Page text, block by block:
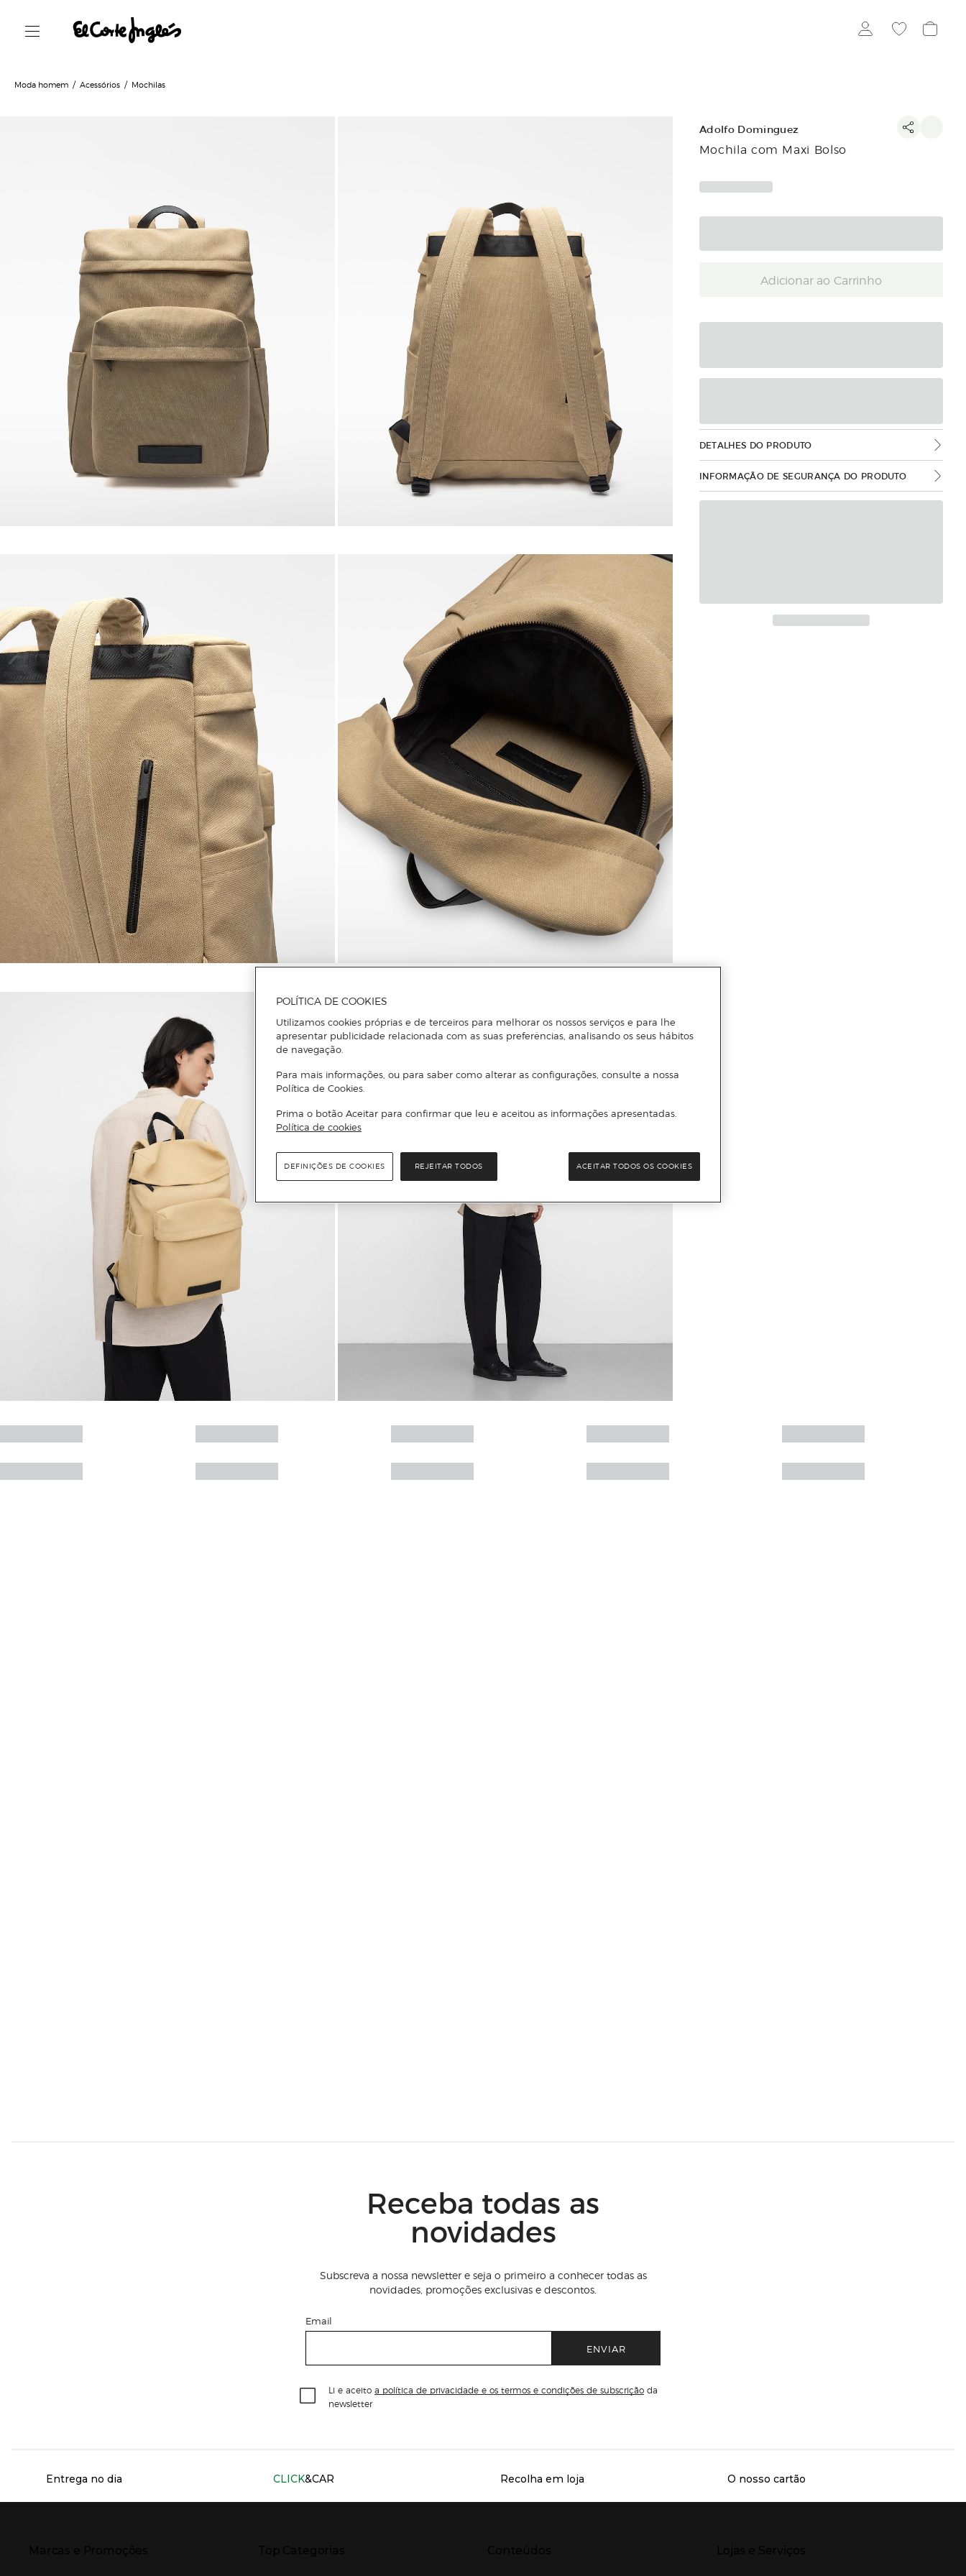
Moda homem Acessórios Mochilas
Adolfo Dominguez
Mochila com Maxi Bolso
Adicionar ao Carrinho
DETALHES DO PRODUTO
INFORMAÇÃO DE SEGURANÇA DO PRODUTO
Receba todas as
novidades
Subscreva a nossa newsletter e seja o primeiro a conhecer todas as
novidades, promoções exclusivas e descontos.
Email
ENVIAR
Li e aceito a política de privacidade e os termos e condições de subscrição da
newsletter
Servicios destacados
Entrega no dia CLICK&CAR Recolha em loja O nosso cartão
POLÍTICA DE COOKIES
Utilizamos cookies próprias e de terceiros para melhorar os nossos serviços e para lhe
apresentar publicidade relacionada com as suas preferências, analisando os seus hábitos
de navegação.
Para mais informações, ou para saber como alterar as configurações, consulte a nossa
Política de Cookies.
Prima o botão Aceitar para confirmar que leu e aceitou as informações apresentadas.
Política de cookies
REJEITAR TODOS ACEITAR TODOS OS COOKIES
DEFINIÇÕES DE COOKIES